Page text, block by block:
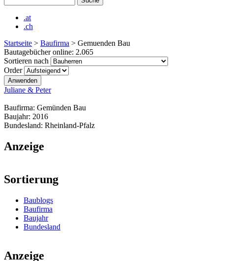
.at
.ch
Startseite > Baufirma > Gemuenden Bau
Bautagebücher online: 2.065
Sortieren nach
Order
Juliane & Peter
Baufirma: Gemünden Bau
Baujahr: 2016
Bundesland: Rheinland-Pfalz
Anzeige
Sortierung
Baublogs
Baufirma
Baujahr
Bundesland
Anzeige